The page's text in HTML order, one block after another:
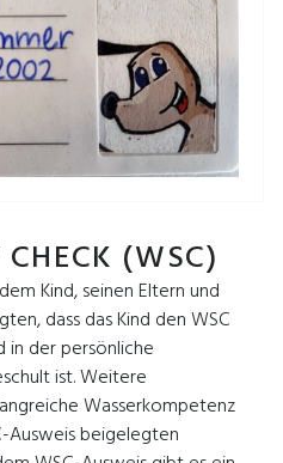
(WSC)
Kind, seinen Eltern und
dass das Kind den WSC
der persönliche
ist. Weitere
Wasserkompetenz
Ausweis beigelegten